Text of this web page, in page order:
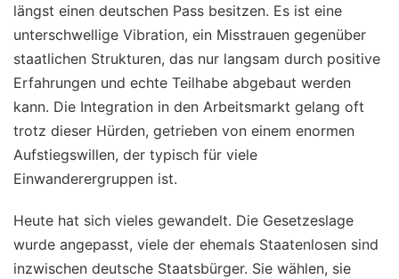
längst einen deutschen Pass besitzen. Es ist eine
unterschwellige Vibration, ein Misstrauen gegenüber
staatlichen Strukturen, das nur langsam durch positive
Erfahrungen und echte Teilhabe abgebaut werden
kann. Die Integration in den Arbeitsmarkt gelang oft
trotz dieser Hürden, getrieben von einem enormen
Aufstiegswillen, der typisch für viele
Einwanderergruppen ist.
Heute hat sich vieles gewandelt. Die Gesetzeslage
wurde angepasst, viele der ehemals Staatenlosen sind
inzwischen deutsche Staatsbürger. Sie wählen, sie